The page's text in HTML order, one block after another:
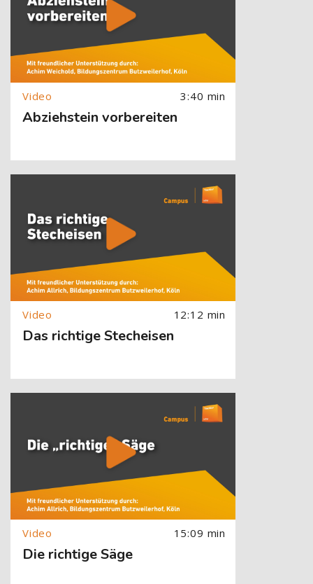
3:40 min
Abziehstein vorbereiten
[Cocoon] About (Text with Image) überspringen
12:12 min
Das richtige Stecheisen
[Cocoon] About (Text with Image) überspringen
15:09 min
Die richtige Säge